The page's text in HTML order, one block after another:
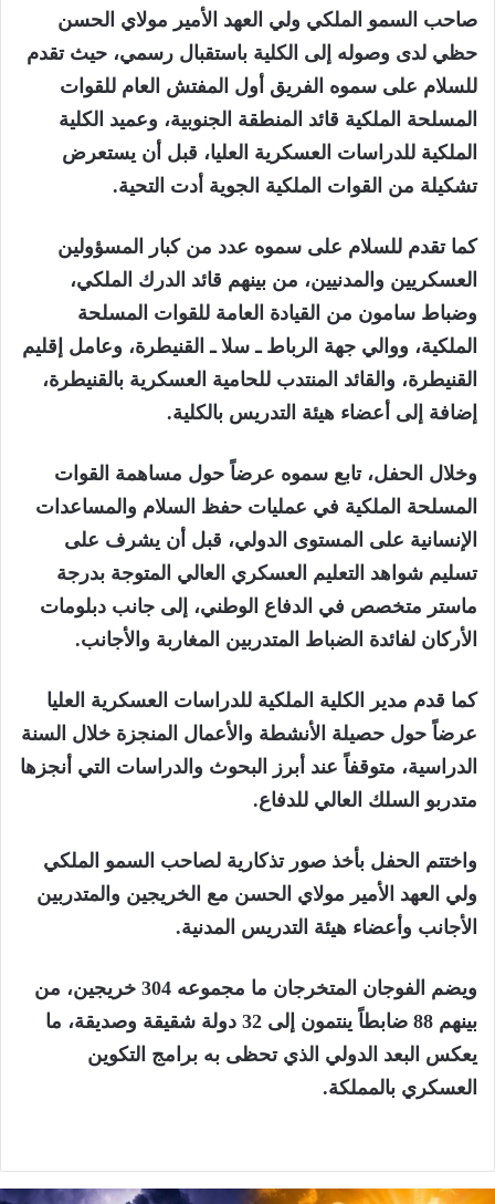
صاحب السمو الملكي ولي العهد الأمير مولاي الحسن
حظي لدى وصوله إلى الكلية باستقبال رسمي، حيث تقدم
للسلام على سموه الفريق أول المفتش العام للقوات
المسلحة الملكية قائد المنطقة الجنوبية، وعميد الكلية
الملكية للدراسات العسكرية العليا، قبل أن يستعرض
تشكيلة من القوات الملكية الجوية أدت التحية.
كما تقدم للسلام على سموه عدد من كبار المسؤولين
العسكريين والمدنيين، من بينهم قائد الدرك الملكي،
وضباط سامون من القيادة العامة للقوات المسلحة
الملكية، ووالي جهة الرباط ـ سلا ـ القنيطرة، وعامل إقليم
القنيطرة، والقائد المنتدب للحامية العسكرية بالقنيطرة،
إضافة إلى أعضاء هيئة التدريس بالكلية.
وخلال الحفل، تابع سموه عرضاً حول مساهمة القوات
المسلحة الملكية في عمليات حفظ السلام والمساعدات
الإنسانية على المستوى الدولي، قبل أن يشرف على
تسليم شواهد التعليم العسكري العالي المتوجة بدرجة
ماستر متخصص في الدفاع الوطني، إلى جانب دبلومات
الأركان لفائدة الضباط المتدربين المغاربة والأجانب.
كما قدم مدير الكلية الملكية للدراسات العسكرية العليا
عرضاً حول حصيلة الأنشطة والأعمال المنجزة خلال السنة
الدراسية، متوقفاً عند أبرز البحوث والدراسات التي أنجزها
متدربو السلك العالي للدفاع.
واختتم الحفل بأخذ صور تذكارية لصاحب السمو الملكي
ولي العهد الأمير مولاي الحسن مع الخريجين والمتدربين
الأجانب وأعضاء هيئة التدريس المدنية.
ويضم الفوجان المتخرجان ما مجموعه 304 خريجين، من
بينهم 88 ضابطاً ينتمون إلى 32 دولة شقيقة وصديقة، ما
يعكس البعد الدولي الذي تحظى به برامج التكوين
العسكري بالمملكة.